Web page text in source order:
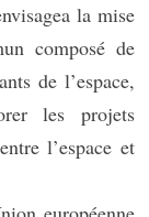
la mise
composé de
de l’espace,
les projets
l’espace et